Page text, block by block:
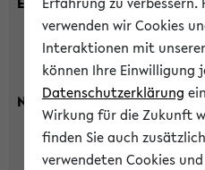
Nachname:
verwenden wir Cookies
Interaktionen mit
können Ihre Einwilligung
Datenschutzerklärung
Wirkung für die Zukunft
finden Sie auch
verwendeten Cookies